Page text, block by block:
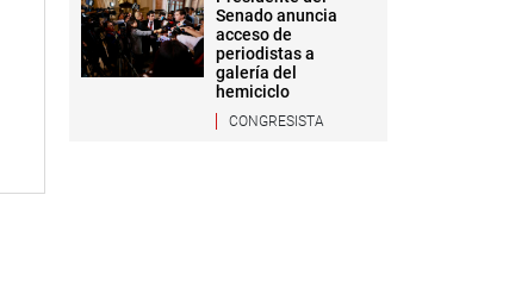
Senado anuncia
acceso de
periodistas a
galería del
hemiciclo
CONGRESISTA